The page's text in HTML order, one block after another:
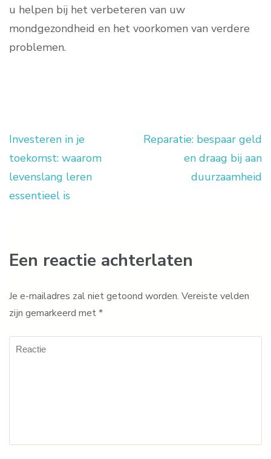
u helpen bij het verbeteren van uw
mondgezondheid en het voorkomen van verdere
problemen.
Berichtnavigatie
Investeren in je
toekomst: waarom
levenslang leren
essentieel is
Reparatie: bespaar geld
en draag bij aan
duurzaamheid
Een reactie achterlaten
Je e-mailadres zal niet getoond worden. Vereiste velden
zijn gemarkeerd met*
Reactie